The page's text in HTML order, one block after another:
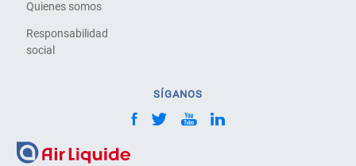
Quienes somos
Responsabilidad
social
SÍGANOS